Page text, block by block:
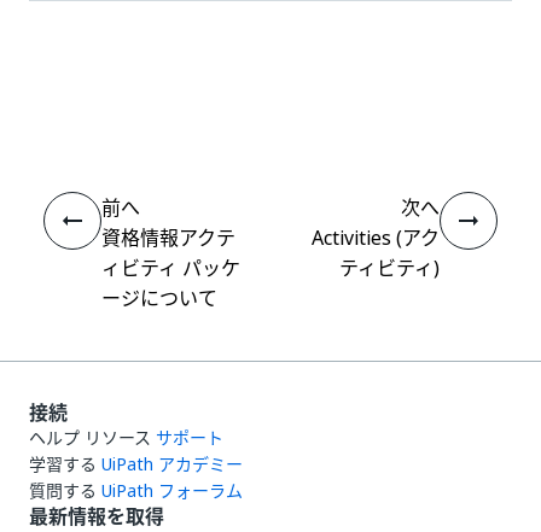
前へ
資格情報アクテ
ィビティ パッケ
ージについて
次へ
Activities (アク
ティビティ)
接続
ヘルプ リソース サポート
学習する UiPath アカデミー
質問する UiPath フォーラム
最新情報を取得